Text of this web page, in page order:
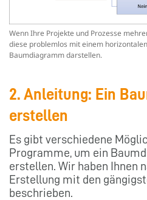
Wenn Ihre Projekte und Prozesse
diese problemlos mit einem
Baumdiagramm darstellen.
2. Anleitung: Ein
erstellen
Es gibt verschiedene
Programme, um ein
erstellen. Wir haben Ihnen
Erstellung mit den
beschrieben.